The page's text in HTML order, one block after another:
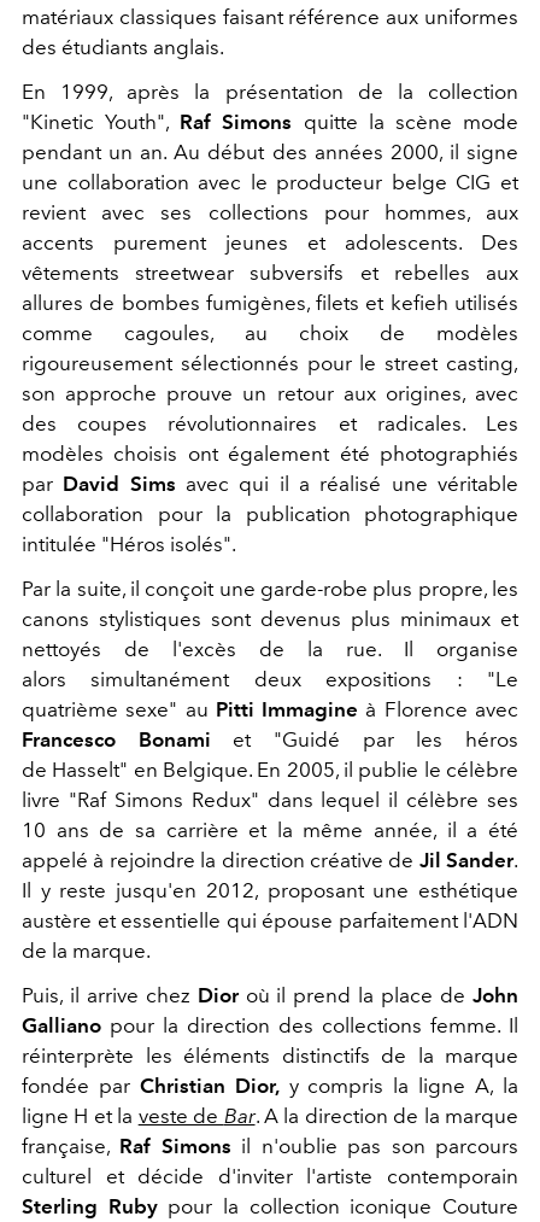
matériaux classiques faisant référence aux uniformes
des étudiants anglais.
En 1999, après la présentation de la collection
"Kinetic Youth", Raf Simons quitte la scène mode
pendant un an. Au début des années 2000, il signe
une collaboration avec le producteur belge CIG et
revient avec ses collections pour hommes, aux
accents purement jeunes et adolescents. Des
vêtements streetwear subversifs et rebelles aux
allures de bombes fumigènes, filets et kefieh utilisés
comme cagoules, au choix de modèles
rigoureusement sélectionnés pour le street casting,
son approche prouve un retour aux origines, avec
des coupes révolutionnaires et radicales. Les
modèles choisis ont également été photographiés
par David Sims avec qui il a réalisé une véritable
collaboration pour la publication photographique
intitulée "Héros isolés".
Par la suite, il conçoit une garde-robe plus propre, les
canons stylistiques sont devenus plus minimaux et
nettoyés de l'excès de la rue. Il organise
alors simultanément deux expositions : "Le
quatrième sexe" au Pitti Immagine à Florence avec
Francesco Bonami et "Guidé par les héros
de Hasselt" en Belgique. En 2005, il publie le célèbre
livre "Raf Simons Redux" dans lequel il célèbre ses
10 ans de sa carrière et la même année, il a été
appelé à rejoindre la direction créative de Jil Sander.
Il y reste jusqu'en 2012, proposant une esthétique
austère et essentielle qui épouse parfaitement l'ADN
de la marque.
Puis, il arrive chez Dioroù il prend la place deJohn
Galliano pour la direction des collections femme. Il
réinterprète les éléments distinctifs de la marque
fondée par Christian Dior,y compris la ligne A, la
ligne H et la veste de Bar. A la direction de la marque
française, Raf Simons il n'oublie pas son parcours
culturel et décide d'inviter l'artiste contemporain
Sterling Rubypour la collection iconique Couture